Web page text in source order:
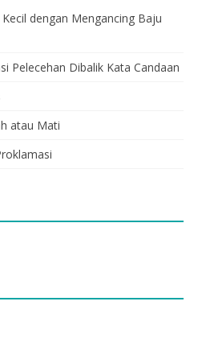
dengan Mengancing Baju
Pelecehan Dibalik Kata Candaan
atau Mati